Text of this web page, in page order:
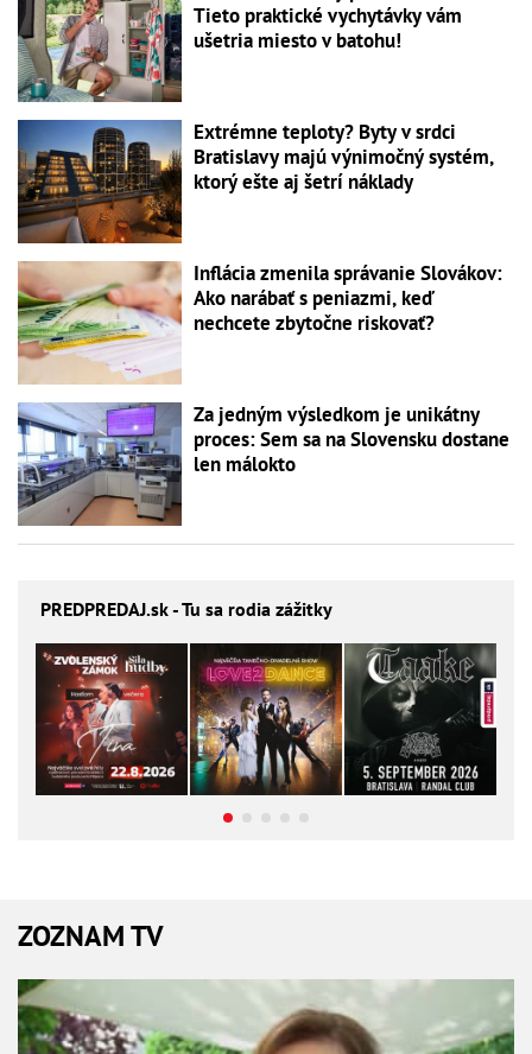
Tieto praktické vychytávky vám
ušetria miesto v batohu!
Extrémne teploty? Byty v srdci
Bratislavy majú výnimočný systém,
ktorý ešte aj šetrí náklady
Inflácia zmenila správanie Slovákov:
Ako narábať s peniazmi, keď
nechcete zbytočne riskovať?
Za jedným výsledkom je unikátny
proces: Sem sa na Slovensku dostane
len málokto
PREDPREDAJ.sk - Tu sa rodia zážitky
ZOZNAM TV